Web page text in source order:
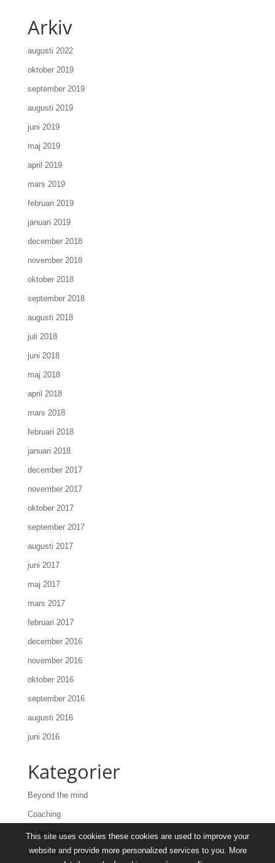
Arkiv
augusti 2022
oktober 2019
september 2019
augusti 2019
juni 2019
maj 2019
april 2019
mars 2019
februari 2019
januari 2019
december 2018
november 2018
oktober 2018
september 2018
augusti 2018
juli 2018
juni 2018
maj 2018
april 2018
mars 2018
februari 2018
januari 2018
december 2017
november 2017
oktober 2017
september 2017
augusti 2017
juni 2017
maj 2017
mars 2017
februari 2017
december 2016
november 2016
oktober 2016
september 2016
augusti 2016
juni 2016
Kategorier
Beyond the mind
Coaching
Hypnoterapi
Inre polaritetsterapi
This site uses cookies these cookies are used to improve your
website and provide more personalized services to you. More